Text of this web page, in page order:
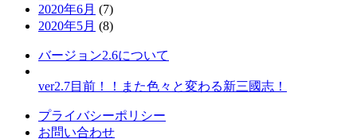
2020年6月 (7)
2020年5月 (8)
バージョン2.6について
ver2.7目前！！また色々と変わる新三國志！
プライバシーポリシー
お問い合わせ